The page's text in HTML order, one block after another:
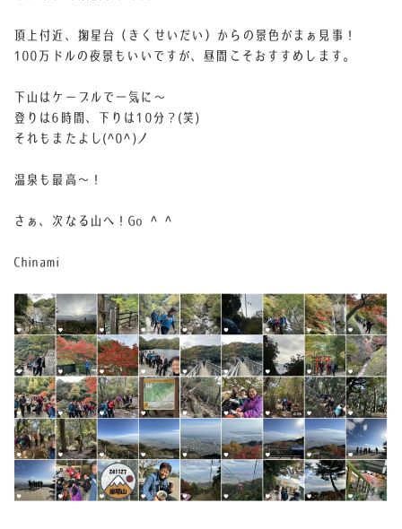
頂上付近、掬星台（きくせいだい）からの景色がまぁ見事！
100万ドルの夜景もいいですが、昼間こそおすすめします。
下山はケーブルで一気に〜
登りは6時間、下りは10分？(笑)
それもまたよし(^0^)ノ
温泉も最高〜！
さぁ、次なる山へ！Go ^ ^
Chinami